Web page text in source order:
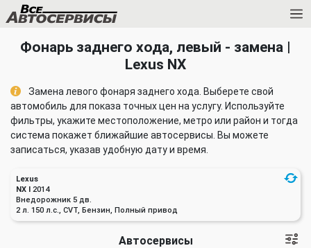
Фонарь заднего хода, левый - замена |
Lexus NX
Замена левого фонаря заднего хода. Выберете свой
автомобиль для показа точных цен на услугу. Используйте
фильтры, укажите местоположение, метро или район и тогда
система покажет ближайшие автосервисы. Вы можете
записаться, указав удобную дату и время.
Lexus
NX I 2014
Внедорожник 5 дв.
2 л. 150 л.с., CVT, Бензин, Полный привод
Автосервисы